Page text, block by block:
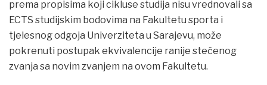
prema propisima koji cikluse studija nisu vrednovali sa
ECTS studijskim bodovima na Fakultetu sporta i
tjelesnog odgoja Univerziteta u Sarajevu, može
pokrenuti postupak ekvivalencije ranije stečenog
zvanja sa novim zvanjem na ovom Fakultetu.